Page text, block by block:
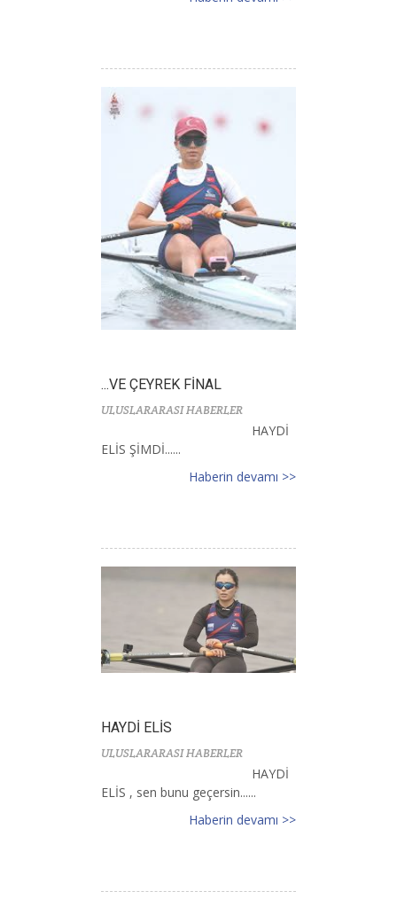
...VE ÇEYREK FİNAL
ULUSLARARASI HABERLER
HAYDİ
ELİS ŞİMDİ......
Haberin devamı >>
HAYDİ ELİS
ULUSLARARASI HABERLER
HAYDİ
ELİS , sen bunu geçersin......
Haberin devamı >>